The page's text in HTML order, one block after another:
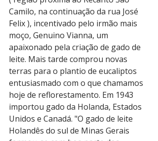
Camilo, na continuação da rua José
Felix ), incentivado pelo irmão mais
moço, Genuino Vianna, um
apaixonado pela criação de gado de
leite. Mais tarde comprou novas
terras para o plantio de eucaliptos
entusiasmado com o que chamamos
hoje de reflorestamento. Em 1943
importou gado da Holanda, Estados
Unidos e Canadá. "O gado de leite
Holandês do sul de Minas Gerais